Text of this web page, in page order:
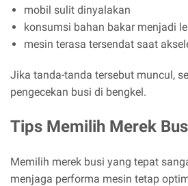
mobil sulit dinyalakan
konsumsi bahan bakar menjadi
mesin terasa tersendat saat
Jika tanda-tanda tersebut muncul,
pengecekan busi di bengkel.
Tips Memilih Merek
Memilih merek busi yang tepat
menjaga performa mesin tetap